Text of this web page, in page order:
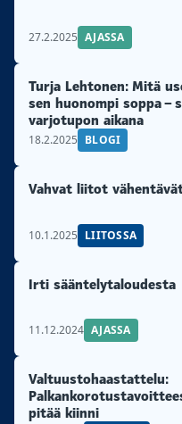
27.2.2025 AJASSA
Turja Lehtonen: Mitä
sen huonompi soppa –
varjotupon aikana
18.2.2025 BLOGI
Vahvat liitot
10.1.2025 LIITOSSA
Irti sääntelytaloudesta
11.12.2024 AJASSA
Valtuustohaastattelu:
pitää kiinni